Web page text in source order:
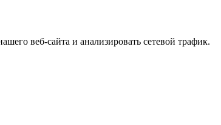
веб-сайта и анализировать сетевой трафик.